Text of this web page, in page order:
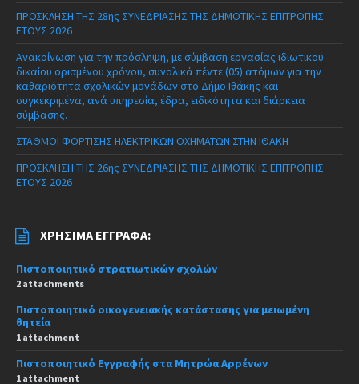
ΠΡΟΣΚΛΗΣΗ ΤΗΣ 28ης ΣΥΝΕΔΡΙΑΣΗΣ ΤΗΣ ΔΗΜΟΤΙΚΗΣ ΕΠΙΤΡΟΠΗΣ
ΕΤΟΥΣ 2026
Ανακοίνωση για την πρόσληψη, με σύμβαση εργασίας ιδιωτικού
δικαίου ορισμένου χρόνου, συνολικά πέντε (05) ατόμων για την
καθαριότητα σχολικών μονάδων στο Δήμο Ιθάκης και
συγκεκριμένα, ανά υπηρεσία, έδρα, ειδικότητα και διάρκεια
σύμβασης.
ΣΤΑΘΜΟΙ ΦΟΡΤΙΣΗΣ ΗΛΕΚΤΡΙΚΩΝ ΟΧΗΜΑΤΩΝ ΣΤΗΝ ΙΘΑΚΗ
ΠΡΟΣΚΛΗΣΗ ΤΗΣ 26ης ΣΥΝΕΔΡΙΑΣΗΣ ΤΗΣ ΔΗΜΟΤΙΚΗΣ ΕΠΙΤΡΟΠΗΣ
ΕΤΟΥΣ 2026
ΧΡΉΣΙΜΑ ΈΓΓΡΑΦΑ:
Πιστοποιητικό στρατιωτικών σχολών
2 attachments
Πιστοποιητικό οικογενειακής κατάστασης για μειωμένη
θητεία
1 attachment
Πιστοποιητικό Εγγραφής στα Μητρώα Αρρένων
1 attachment